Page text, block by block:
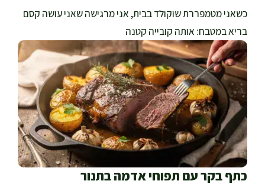
כשאני מטמפררת שוקולד בבית, אני מרגישה שאני עושה קסם
בריא במטבח: אותה קובייה קטנה
כתף בקר עם תפוחי אדמה בתנור